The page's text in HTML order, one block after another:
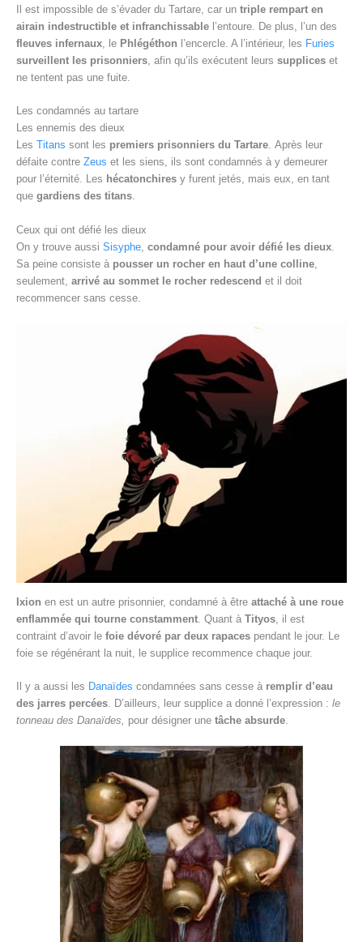
Il est impossible de s’évader du Tartare, car un triple rempart en
airain indestructible et infranchissable l’entoure. De plus, l’un des
fleuves infernaux , le Phlégéthon l’encercle. A l’intérieur, les Furies
surveillent les prisonniers , afin qu’ils exécutent leurs supplices et
ne tentent pas une fuite.
Les condamnés au tartare
Les ennemis des dieux
Les Titans sont les premiers prisonniers du Tartare. Après leur
défaite contre Zeus et les siens, ils sont condamnés à y demeurer
pour l’éternité. Les hécatonchires y furent jetés, mais eux, en tant
que gardiens des titans.
Ceux qui ont défié les dieux
On y trouve aussi Sisyphe condamné pour avoir défié les dieux
Sa peine consiste à pousser un rocher en haut d’une colline
seulement, arrivé au sommet le rocher redescend et il doit
recommencer sans cesse.
Ixion en est un autre prisonnier, condamné à être attaché à une roue
enflammée qui tourne constamment . Quant à Tityos , il est
contraint d’avoir le foie dévoré par deux rapaces pendant le jour. Le
foie se régénérant la nuit, le supplice recommence chaque jour.
Il y a aussi les Danaïdes condamnées sans cesse à remplir d’eau
des jarres percées. D’ailleurs, leur supplice a donné l’expression : le
tonneau des Danaïdes, pour désigner une tâche absurde.